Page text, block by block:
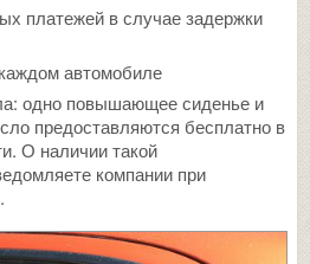
платежей в случае задержки
автомобиле
одно повышающее сиденье и
предоставляются бесплатно в
О наличии такой
компании при